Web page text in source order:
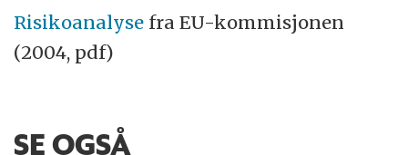
Risikoanalyse fra EU-kommisjonen
(2004, pdf)
SE OGSÅ